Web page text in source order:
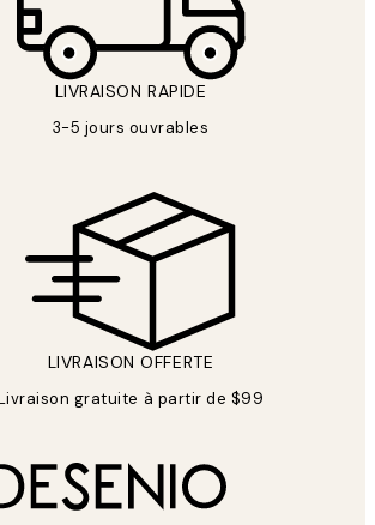
LIVRAISON RAPIDE
3-5 jours ouvrables
LIVRAISON OFFERTE
gratuite à partir de $99